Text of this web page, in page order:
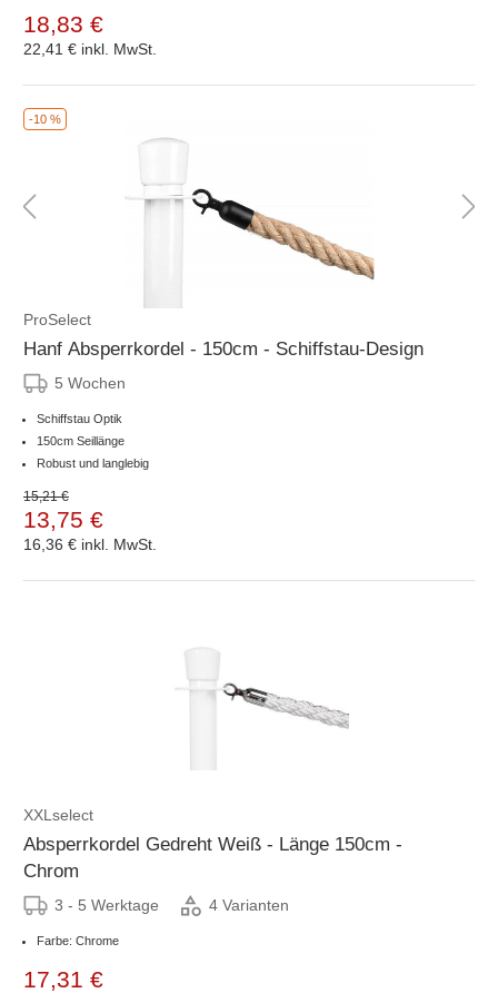
18,83 €
22,41 € inkl. MwSt.
-10 %
ProSelect
Hanf Absperrkordel - 150cm - Schiffstau-Design
5 Wochen
Schiffstau Optik
150cm Seillänge
Robust und langlebig
15,21 €
13,75 €
16,36 € inkl. MwSt.
XXLselect
Absperrkordel Gedreht Weiß - Länge 150cm -
Chrom
3 - 5 Werktage 4 Varianten
Farbe: Chrome
17,31 €